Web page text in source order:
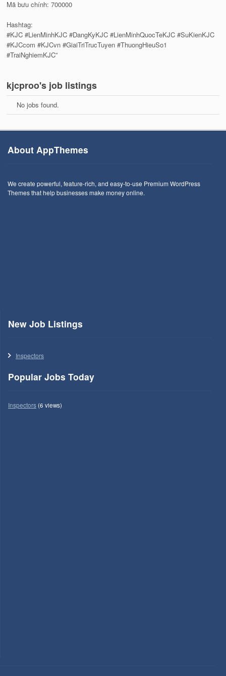
Mã bưu chính: 700000
Hashtag:
#KJC #LienMinhKJC #DangKyKJC #LienMinhQuocTeKJC #SuKienKJC
#KJCcom #KJCvn #GiaiTriTrucTuyen #ThuongHieuSo1
#TraiNghiemKJC”
kjcproo's job listings
No jobs found.
About AppThemes
We create powerful, feature-rich, and easy-to-use Premium WordPress
Themes that help businesses make money online.
New Job Listings
Inspectors
Popular Jobs Today
Inspectors(6 views)